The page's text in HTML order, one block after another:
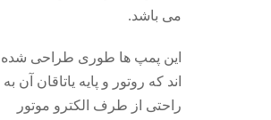
می باشد.
این پمپ ها طوری طراحی شده
اند که روتور و پایه یاتاقان آن به
راحتی از طرف الکترو موتور